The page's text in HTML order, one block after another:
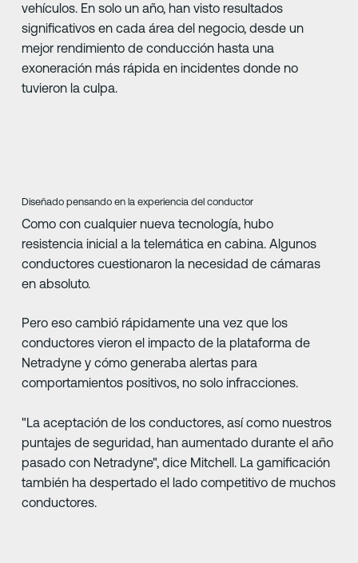
vehículos. En solo un año, han visto resultados
significativos en cada área del negocio, desde un
mejor rendimiento de conducción hasta una
exoneración más rápida en incidentes donde no
tuvieron la culpa.
Diseñado pensando en la experiencia del conductor
Como con cualquier nueva tecnología, hubo
resistencia inicial a la telemática en cabina. Algunos
conductores cuestionaron la necesidad de cámaras
en absoluto.
Pero eso cambió rápidamente una vez que los
conductores vieron el impacto de la plataforma de
Netradyne y cómo generaba alertas para
comportamientos positivos, no solo infracciones.
"La aceptación de los conductores, así como nuestros
puntajes de seguridad, han aumentado durante el año
pasado con Netradyne", dice Mitchell. La gamificación
también ha despertado el lado competitivo de muchos
conductores.